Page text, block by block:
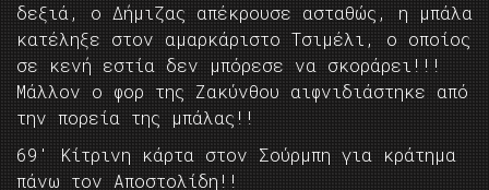
δεξιά, ο Δήμιζας απέκρουσε ασταθώς, η μπάλα
κατέληξε στον αμαρκάριστο Τσιμέλι, ο οποίος
σε κενή εστία δεν μπόρεσε να σκοράρει!!!
Μάλλον ο φορ της Ζακύνθου αιφνιδιάστηκε από
την πορεία της μπάλας!!
69′ Κίτρινη κάρτα στον Σούρμπη για κράτημα
πάνω τον Αποστολίδη!!